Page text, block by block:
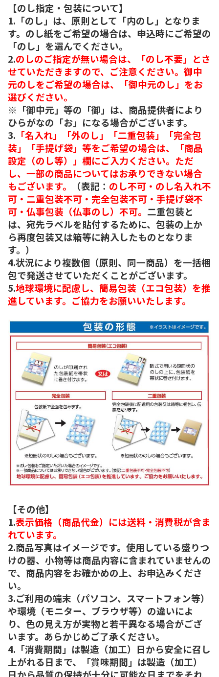
【のし指定・包装について】
1.「のし」は、原則として「内のし」となりま
す。のし紙をご希望の場合は、申込時にご希望の
「のし」を選んでください。
2.のしのご指定が無い場合は、「のし不要」とさ
せていただきますので、ご注意ください。御中
元のしをご希望の場合は、「御中元のし」をお
選びください。
※「御中元」等の「御」は、商品提供者により
ひらがなの「お」になる場合がございます。
3. 「名入れ」「外のし」「二重包装」「完全包
装」「手提げ袋」等をご希望の場合は、「商品
設定（のし等）」欄にご入力ください。ただ
し、一部の商品についてはお承りできない場合
もございます。
（表記： のし不可・のし名入れ不
可・二重包装不可・完全包装不可・手提げ袋不
可・仏事包装（仏事のし）不可。 二重包装と
は、宛先ラベルを貼付するために、包装の上か
ら再度包装又は箱等に納入したものとなりま
す。）
4.状況により複数個（原則、同一商品）を一括梱
包で発送させていただくことがございます。
5.地球環境に配慮し、簡易包装（エコ包装）を推
進しています。ご協力をお願いいたします。
【その他】
1.表示価格（商品代金）には送料・消費税が含ま
れています。
2.商品写真はイメージです。使用している盛りつ
けの器、小物等は商品内容に含まれていませんの
で、商品内容をお確かめの上、お申込みくださ
い。
3.ご利用の端末（パソコン、スマートフォン等）
や環境（モニター、ブラウザ等）の違いによ
り、色の見え方が実物と若干異なる場合がござ
います。あらかじめご了承ください。
4.「消費期間」は製造（加工）日から安全に召し
上がれる日まで、「賞味期間」は製造（加工）